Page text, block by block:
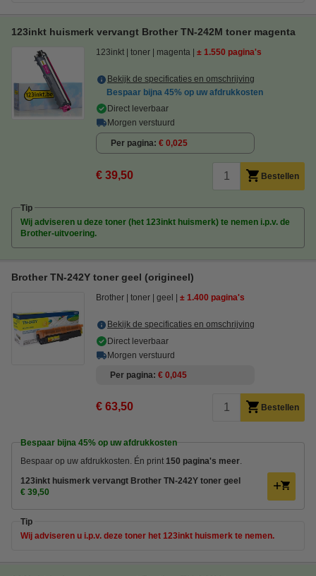
123inkt huismerk vervangt Brother TN-242M toner magenta
123inkt toner magenta ± 1.550 pagina's
Bekijk de specificaties en omschrijving
Bespaar bijna 45% op uw afdrukkosten
Direct leverbaar
Morgen verstuurd
Per pagina € 0,025
€ 39,50 Bestellen
Tip
Wij adviseren u deze toner (het 123inkt huismerk) te nemen i.p.v. de
Brother-uitvoering.
Brother TN-242Y toner geel (origineel)
Brother toner geel ± 1.400 pagina's
Bekijk de specificaties en omschrijving
Direct leverbaar
Morgen verstuurd
Per pagina € 0,045
€ 63,50 Bestellen
Bespaar bijna 45% op uw afdrukkosten
Bespaar op uw afdrukkosten. Én print 150 pagina's meer
123inkt huismerk vervangt Brother TN-242Y toner geel
€ 39,50
Tip
Wij adviseren u i.p.v. deze toner het 123inkt huismerk te nemen.